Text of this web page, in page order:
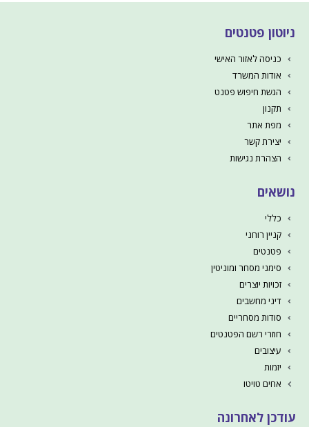
ניוטון פטנטים
כניסה לאזור האישי
אודות המשרד
הגשת חיפוש פטנט
תקנון
מפת אתר
יצירת קשר
הצהרת נגישות
נושאים
כללי
קניין רוחני
פטנטים
סימני מסחר ומוניטין
זכויות יוצרים
דיני מחשבים
סודות מסחריים
חוזרי רשם הפטנטים
עיצובים
יזמות
אחים טויטו
עודכן לאחרונה